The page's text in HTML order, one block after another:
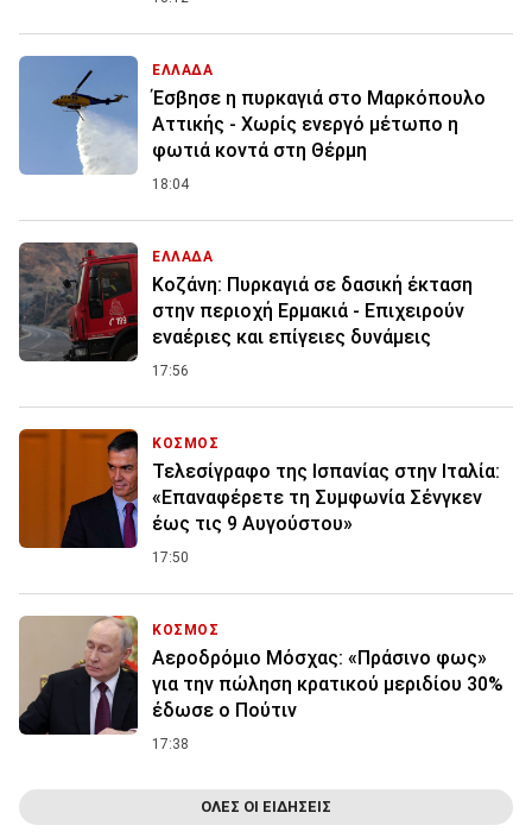
ΕΛΛΑΔΑ
Έσβησε η πυρκαγιά στο Μαρκόπουλο
Αττικής - Χωρίς ενεργό μέτωπο η
φωτιά κοντά στη Θέρμη
18:04
ΕΛΛΑΔΑ
Κοζάνη: Πυρκαγιά σε δασική έκταση
στην περιοχή Ερμακιά - Επιχειρούν
εναέριες και επίγειες δυνάμεις
17:56
ΚΟΣΜΟΣ
Τελεσίγραφο της Ισπανίας στην Ιταλία:
«Επαναφέρετε τη Συμφωνία Σένγκεν
έως τις 9 Αυγούστου»
17:50
ΚΟΣΜΟΣ
Αεροδρόμιο Μόσχας: «Πράσινο φως»
για την πώληση κρατικού μεριδίου 30%
έδωσε ο Πούτιν
17:38
ΟΛΕΣ ΟΙ ΕΙΔΗΣΕΙΣ